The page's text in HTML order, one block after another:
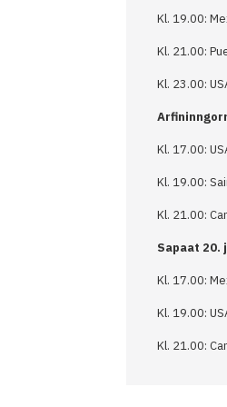
Kl. 19.00:
Kl. 21.00:
Kl. 23.00:
Kl. 17.00:
Kl. 19.00:
Kl. 21.00:
Sapaat 20.
Kl. 17.00:
Kl. 19.00:
Kl. 21.00: